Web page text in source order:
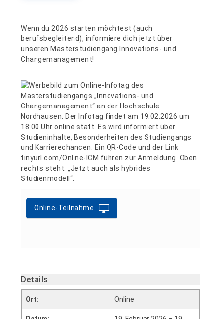
Wenn du 2026 starten möchtest (auch
berufsbegleitend), informiere dich jetzt über
unseren Masterstudiengang Innovations- und
Changemanagement!
Online-Teilnahme
Details
Ort: Online